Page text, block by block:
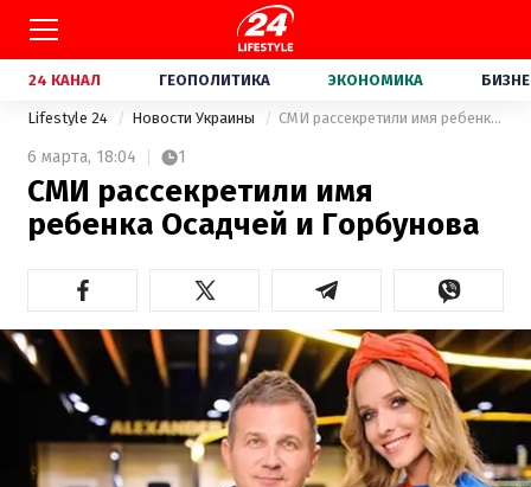
24 КАНАЛ ГЕОПОЛИТИКА ЭКОНОМИКА
Lifestyle 24 Новости Украины СМИ рассекретили имя ребенка Осадчей и Горбунова
6 марта, 18:04 1
СМИ рассекретили имя
ребенка Осадчей и Горбунова